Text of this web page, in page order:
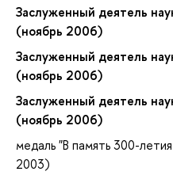
Заслуженный деятель
(ноябрь 2006)
Заслуженный деятель
(ноябрь 2006)
Заслуженный деятель
(ноябрь 2006)
медаль "В память 300-
2003)